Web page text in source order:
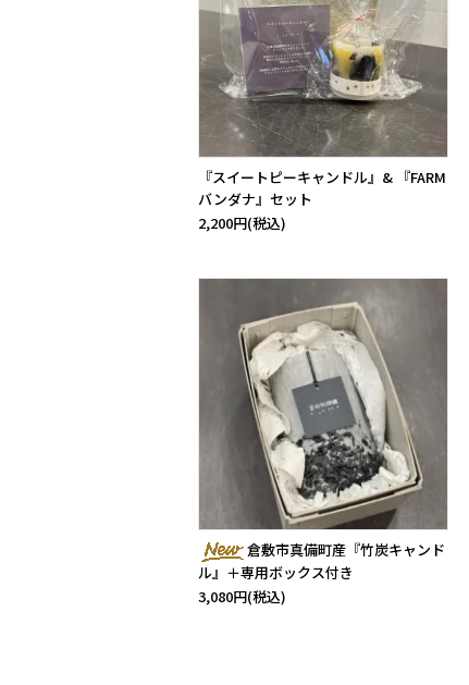
『スイートピーキャンドル』& 『FARM
バンダナ』セット
2,200円(税込)
倉敷市真備町産『竹炭キャンド
ル』＋専用ボックス付き
3,080円(税込)